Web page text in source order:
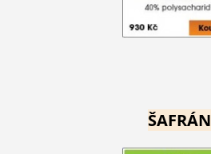
ŠAFRÁN